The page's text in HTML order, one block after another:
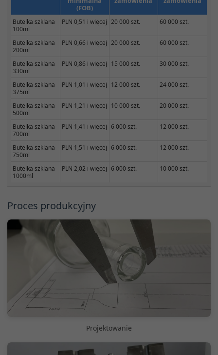
(FOB)
Butelka szklana
100ml
PLN 0,51 i więcej 20 000 szt. 60 000 szt.
Butelka szklana
200ml
PLN 0,66 i więcej 20 000 szt. 60 000 szt.
Butelka szklana
330ml
PLN 0,86 i więcej 15 000 szt. 30 000 szt.
Butelka szklana
375ml
PLN 1,01 i więcej 12 000 szt. 24 000 szt.
Butelka szklana
500ml
PLN 1,21 i więcej 10 000 szt. 20 000 szt.
Butelka szklana
700ml
PLN 1,41 i więcej 6 000 szt. 12 000 szt.
Butelka szklana
750ml
PLN 1,51 i więcej 6 000 szt. 12 000 szt.
Butelka szklana
1000ml
PLN 2,02 i więcej 6 000 szt. 10 000 szt.
Proces produkcyjny
Projektowanie